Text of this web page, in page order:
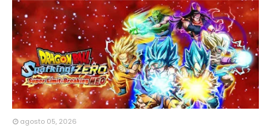
agosto 05, 2026